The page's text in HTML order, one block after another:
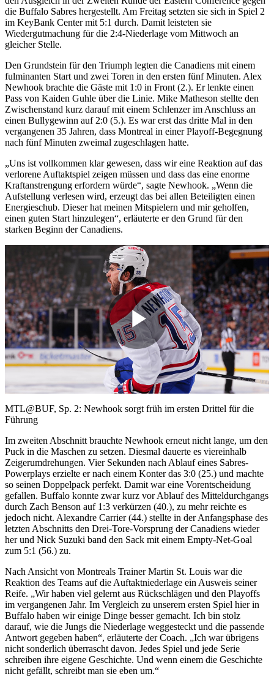
die Buffalo Sabres hergestellt. Am Freitag setzten sie sich in Spiel 2
im KeyBank Center mit 5:1 durch. Damit leisteten sie
Wiedergutmachung für die 2:4-Niederlage vom Mittwoch an
gleicher Stelle.
Den Grundstein für den Triumph legten die Canadiens mit einem
fulminanten Start und zwei Toren in den ersten fünf Minuten. Alex
Newhook brachte die Gäste mit 1:0 in Front (2.). Er lenkte einen
Pass von Kaiden Guhle über die Linie. Mike Matheson stellte den
Zwischenstand kurz darauf mit einem Schlenzer im Anschluss an
einen Bullygewinn auf 2:0 (5.). Es war erst das dritte Mal in den
vergangenen 35 Jahren, dass Montreal in einer Playoff-Begegnung
nach fünf Minuten zweimal zugeschlagen hatte.
„Uns ist vollkommen klar gewesen, dass wir eine Reaktion auf das
verlorene Auftaktspiel zeigen müssen und dass das eine enorme
Kraftanstrengung erfordern würde“, sagte Newhook. „Wenn die
Aufstellung verlesen wird, erzeugt das bei allen Beteiligten einen
Energieschub. Dieser hat meinen Mitspielern und mir geholfen,
einen guten Start hinzulegen“, erläuterte er den Grund für den
starken Beginn der Canadiens.
Play
Video
MTL@BUF, Sp. 2: Newhook sorgt früh im ersten Drittel für die
Führung
Im zweiten Abschnitt brauchte Newhook erneut nicht lange, um den
Puck in die Maschen zu setzen. Diesmal dauerte es viereinhalb
Zeigerumdrehungen. Vier Sekunden nach Ablauf eines Sabres-
Powerplays erzielte er nach einem Konter das 3:0 (25.) und machte
so seinen Doppelpack perfekt. Damit war eine Vorentscheidung
gefallen. Buffalo konnte zwar kurz vor Ablauf des Mitteldurchgangs
durch Zach Benson auf 1:3 verkürzen (40.), zu mehr reichte es
jedoch nicht. Alexandre Carrier (44.) stellte in der Anfangsphase des
letzten Abschnitts den Drei-Tore-Vorsprung der Canadiens wieder
her und Nick Suzuki band den Sack mit einem Empty-Net-Goal
zum 5:1 (56.) zu.
Nach Ansicht von Montreals Trainer Martin St. Louis war die
Reaktion des Teams auf die Auftaktniederlage ein Ausweis seiner
Reife. „Wir haben viel gelernt aus Rückschlägen und den Playoffs
im vergangenen Jahr. Im Vergleich zu unserem ersten Spiel hier in
Buffalo haben wir einige Dinge besser gemacht. Ich bin stolz
darauf, wie die Jungs die Niederlage weggesteckt und die passende
Antwort gegeben haben“, erläuterte der Coach. „Ich war übrigens
nicht sonderlich überrascht davon. Jedes Spiel und jede Serie
schreiben ihre eigene Geschichte. Und wenn einem die Geschichte
nicht gefällt, schreibt man sie eben um.“